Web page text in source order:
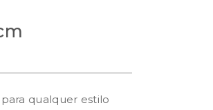
qualquer estilo